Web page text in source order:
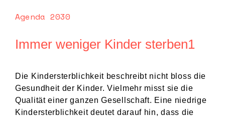
Agenda 2030
Immer weniger Kinder sterben1
Die Kindersterblichkeit beschreibt nicht bloss die
Gesundheit der Kinder. Vielmehr misst sie die
Qualität einer ganzen Gesellschaft. Eine niedrige
Kindersterblichkeit deutet darauf hin, dass die